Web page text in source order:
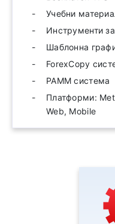
Учебни
Инструменти
Шаблонна
ForexCopy
PAMM система
Платформи:
Web, Mobile